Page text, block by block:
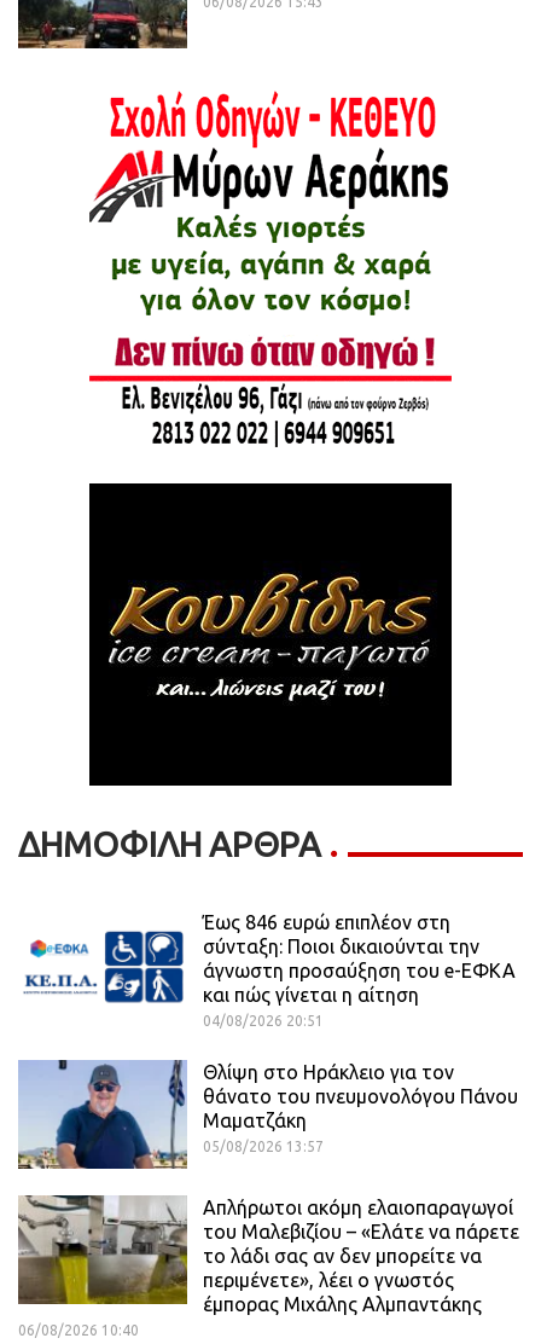
ΔΗΜΟΦΙΛΗ ΑΡΘΡΑ
Έως 846 ευρώ επιπλέον στη
σύνταξη: Ποιοι δικαιούνται την
άγνωστη προσαύξηση του e-ΕΦΚΑ
και πώς γίνεται η αίτηση
04/08/2026 20:51
Θλίψη στο Ηράκλειο για τον
θάνατο του πνευμονολόγου Πάνου
Μαματζάκη
05/08/2026 13:57
Απλήρωτοι ακόμη ελαιοπαραγωγοί
του Μαλεβιζίου – «Ελάτε να πάρετε
το λάδι σας αν δεν μπορείτε να
περιμένετε», λέει ο γνωστός
έμπορας Μιχάλης Αλμπαντάκης
06/08/2026 10:40